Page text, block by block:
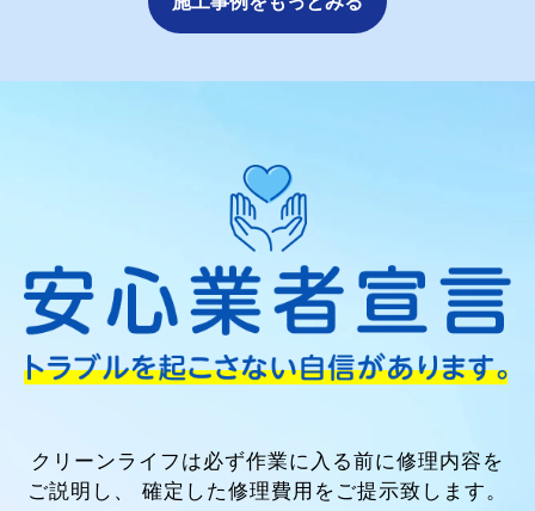
作業後は水の流れがスムーズになったことを確認
なることもございます。気になる症状がございま
したらお早めにご相談ください。
対応地域
兵庫県加古川市
施工事例をもっとみる